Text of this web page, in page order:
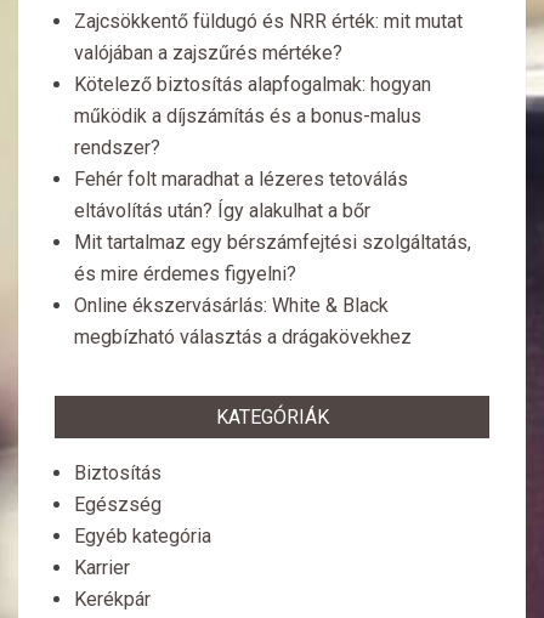
Zajcsökkentő füldugó és NRR érték: mit mutat
valójában a zajszűrés mértéke?
Kötelező biztosítás alapfogalmak: hogyan
működik a díjszámítás és a bonus-malus
rendszer?
Fehér folt maradhat a lézeres tetoválás
eltávolítás után? Így alakulhat a bőr
Mit tartalmaz egy bérszámfejtési szolgáltatás,
és mire érdemes figyelni?
Online ékszervásárlás: White & Black
megbízható választás a drágakövekhez
KATEGÓRIÁK
Biztosítás
Egészség
Egyéb kategória
Karrier
Kerékpár